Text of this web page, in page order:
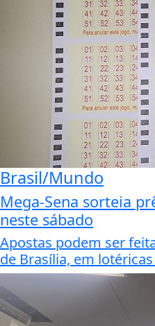
Brasil/Mundo
Mega-Sena sorteia
neste sábado
Apostas podem ser
de Brasília, em lotéricas